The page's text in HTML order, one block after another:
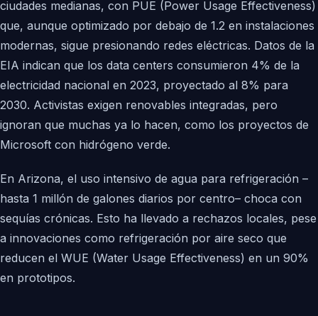
ciudades medianas, con PUE (Power Usage Effectiveness)
que, aunque optimizado por debajo de 1.2 en instalaciones
modernas, sigue presionando redes eléctricas. Datos de la
EIA indican que los data centers consumieron 4% de la
electricidad nacional en 2023, proyectado al 8% para
2030. Activistas exigen renovables integradas, pero
ignoran que muchas ya lo hacen, como los proyectos de
Microsoft con hidrógeno verde.
En Arizona, el uso intensivo de agua para refrigeración –
hasta 1 millón de galones diarios por centro– choca con
sequías crónicas. Esto ha llevado a rechazos locales, pese
a innovaciones como refrigeración por aire seco que
reducen el WUE (Water Usage Effectiveness) en un 90%
en prototipos.